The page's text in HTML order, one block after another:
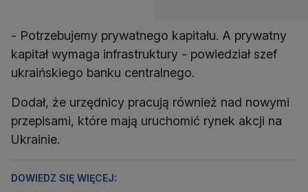
- Potrzebujemy prywatnego kapitału. A prywatny
kapitał wymaga infrastruktury - powiedział szef
ukraińskiego banku centralnego.
Dodał, że urzędnicy pracują również nad nowymi
przepisami, które mają uruchomić rynek akcji na
Ukrainie.
DOWIEDZ SIĘ WIĘCEJ: